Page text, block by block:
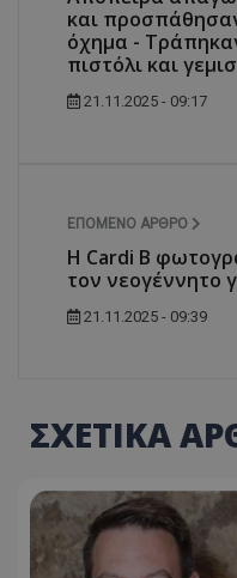
και
όχημα -
πιστόλι και
21.11.2025 - 09:17
ΕΠΌΜΕΝΟ ΆΡΘΡΟ
Η Cardi B
τον νεογέννητο
21.11.2025 - 09:39
ΣΧΕΤΙΚΑ